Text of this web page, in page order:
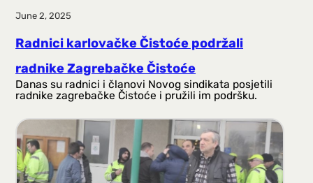
June 2, 2025
Radnici karlovačke Čistoće podržali
radnike Zagrebačke Čistoće
Danas su radnici i članovi Novog sindikata posjetili
radnike zagrebačke Čistoće i pružili im podršku.